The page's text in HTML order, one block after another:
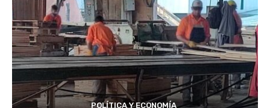
POLÍTICA Y ECONOMÍA